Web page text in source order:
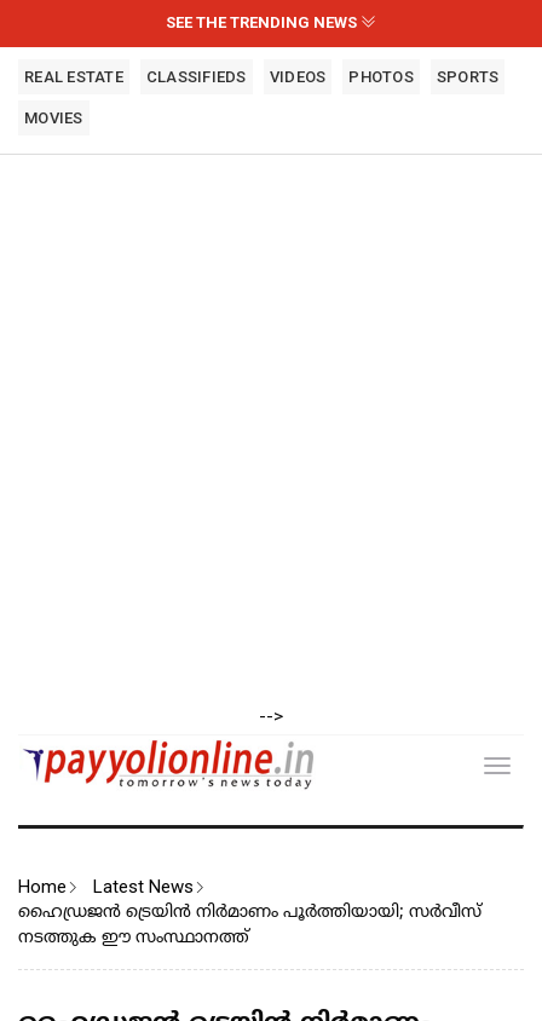
SEE THE TRENDING NEWS
REAL ESTATE CLASSIFIEDS VIDEOS PHOTOS SPORTS
MOVIES
-->
Home Latest News
ഹൈഡ്രജൻ ട്രെയിൻ നിർമാണം പൂർത്തിയായി; സർവീസ്
നടത്തുക ഈ സംസ്ഥാനത്ത്